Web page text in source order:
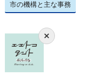
市の機構と主な事務